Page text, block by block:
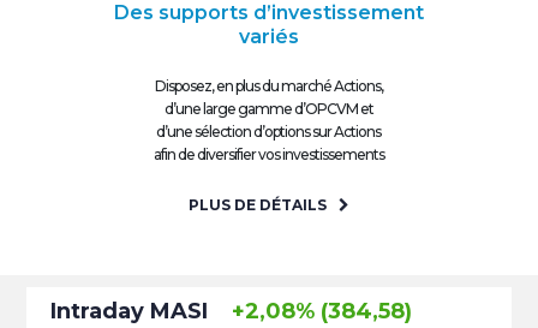
Des supports d’investissement
variés
Disposez, en plus du marché Actions,
d’une large gamme d’OPCVM et
d’une sélection d’options sur Actions
afin de diversifier vos investissements
PLUS DE DÉTAILS
Intraday MASI +2,08% (384,58)